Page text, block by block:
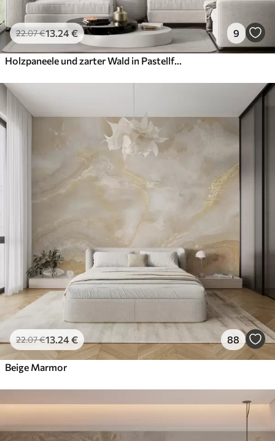
22.07€13.24€ 9
Holzpaneele und zarter Wald in Pastellfarben
22.07€13 .24€ 88
Beige Marmor